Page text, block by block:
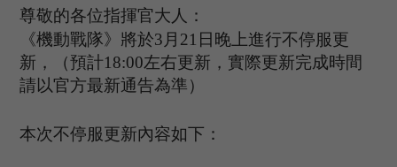
尊敬的各位指揮官大人：
《機動戰隊》將於3 月 21 日晚上進行不停服更
新，（預計1 8:00左右更新，實際更新完成時間
請以官方最新通告為準）
本次不停服更新內容如下：